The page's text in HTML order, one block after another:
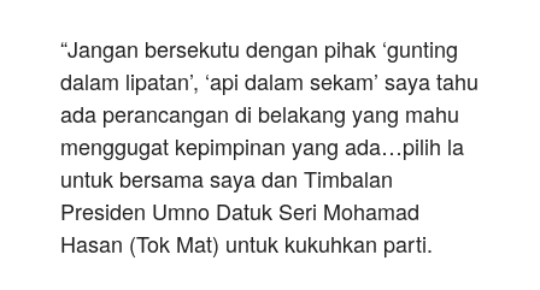
“Jangan bersekutu dengan pihak ‘gunting
dalam lipatan’, ‘api dalam sekam’ saya tahu
ada perancangan di belakang yang mahu
menggugat kepimpinan yang ada…pilih la
untuk bersama saya dan Timbalan
Presiden Umno Datuk Seri Mohamad
Hasan (Tok Mat) untuk kukuhkan parti.